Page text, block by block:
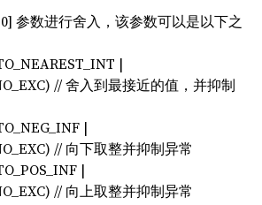
参数进行舍入，该参数可以是以下之
|
// 舍入到最接近的值，并抑制
|
// 向下取整并抑制异常
|
// 向上取整并抑制异常